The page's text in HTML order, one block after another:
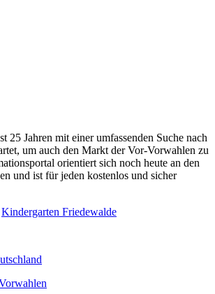
25 Jahren mit einer umfassenden Suche nach
um auch den Markt der Vor-Vorwahlen zu
orientiert sich noch heute an den
und ist für jeden kostenlos und sicher
Kindergarten Friedewalde